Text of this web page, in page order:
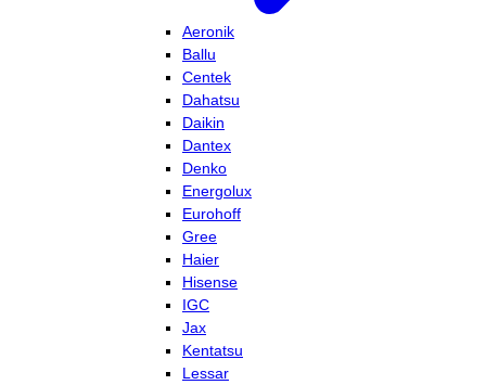
Aeronik
Ballu
Centek
Dahatsu
Daikin
Dantex
Denko
Energolux
Eurohoff
Gree
Haier
Hisense
IGC
Jax
Kentatsu
Lessar